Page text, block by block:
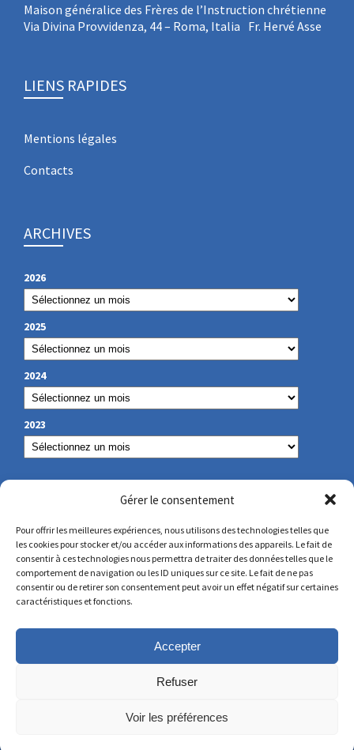
Gérer le consentement
Pour offrir les meilleures expériences, nous utilisons des technologies telles que
les cookies pour stocker et/ou accéder aux informations des appareils. Le fait de
consentir à ces technologies nous permettra de traiter des données telles que le
comportement de navigation ou les ID uniques sur ce site. Le fait de ne pas
consentir ou de retirer son consentement peut avoir un effet négatif sur certaines
caractéristiques et fonctions.
Accepter
Refuser
Voir les préférences
Maison généralice des Frères de l’Instruction chrétienne
Via Divina Provvidenza, 44 – Roma, Italia Fr. Hervé Asse
LIENS RAPIDES
Mentions légales
Contacts
ARCHIVES
2026
2025
2024
2023
NOS COORDONNÉES
secretariat@lamennais.org
protectionenfance@lamennais.org
© Copyright 2023 – Tous droits réservés – Réalisé